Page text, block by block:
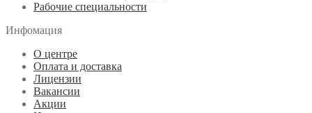
Рабочие специальности
Инфомация
О центре
Оплата и доставка
Лицензии
Вакансии
Акции